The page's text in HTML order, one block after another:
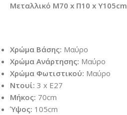
Μεταλλικό Μ70 x Π10 x Υ105cm
Χρώμα Βάσης: Μαύρο
Χρώμα Ανάρτησης: Μαύρο
Χρώμα Φωτιστικού: Μαύρο
Ντουί: 3 x E27
Μήκος: 70cm
Ύψος: 105cm